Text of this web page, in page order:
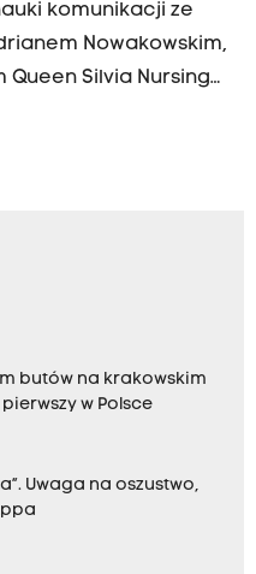
komunikacji ze
Silvia Nursing
butów na krakowskim
w Polsce
Uwaga na oszustwo,